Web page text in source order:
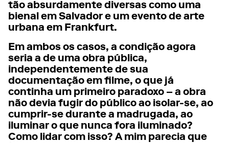
tão absurdamente diversas como uma
bienal em Salvador e um evento de arte
urbana em Frankfurt.
Em ambos os casos, a condição agora
seria a de uma obra pública,
independentemente de sua
documentação em filme, o que já
continha um primeiro paradoxo – a obra
não devia fugir do público ao isolar-se, ao
cumprir-se durante a madrugada, ao
iluminar o que nunca fora iluminado?
Como lidar com isso? A mim parecia que